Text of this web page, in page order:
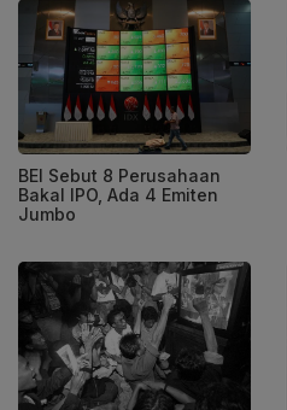
BEI Sebut 8 Perusahaan
Bakal IPO, Ada 4 Emiten
Jumbo